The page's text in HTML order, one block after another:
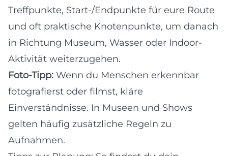
Treffpunkte, Start-/Endpunkte für eure Route
und oft praktische Knotenpunkte, um danach
in Richtung Museum, Wasser oder Indoor-
Aktivität weiterzugehen.
Foto-Tipp: Wenn du Menschen erkennbar
fotografierst oder filmst, kläre
Einverständnisse. In Museen und Shows
gelten häufig zusätzliche Regeln zu
Aufnahmen.